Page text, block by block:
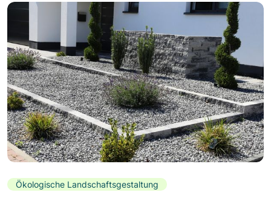
Ökologische Landschaftsgestaltung